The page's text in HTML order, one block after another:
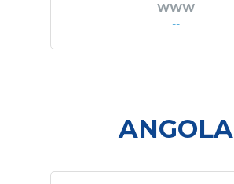
WWW
--
ANGOLA